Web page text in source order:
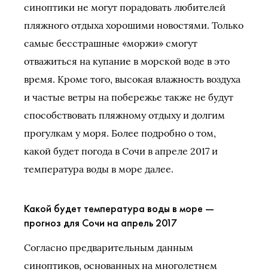
синоптики не могут порадовать любителей
пляжного отдыха хорошими новостями. Только
самые бесстрашные «моржи» смогут
отважиться на купание в морской воде в это
время. Кроме того, высокая влажность воздуха
и частые ветры на побережье также не будут
способствовать пляжному отдыху и долгим
прогулкам у моря. Более подробно о том,
какой будет погода в Сочи в апреле 2017 и
температура воды в море далее.
Какой будет температура воды в море —
прогноз для Сочи на апрель 2017
Согласно предварительным данным
синоптиков, основанных на многолетнем